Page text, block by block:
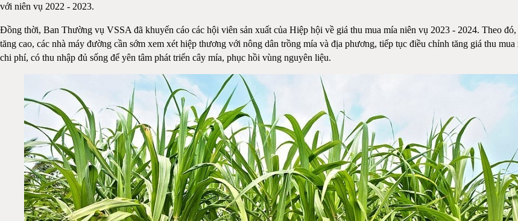
với niên vụ 2022 - 2023.
Đồng thời, Ban Thường vụ VSSA đã khuyến cáo các hội viên sản xuất của Hiệp hội về giá thu mua mía niên vụ 2023 - 2024. Theo
tăng cao, các nhà máy đường cần sớm xem xét hiệp thương với nông dân trồng mía và địa phương, tiếp tục điều chỉnh tăng giá thu
chi phí, có thu nhập đủ sống để yên tâm phát triển cây mía, phục hồi vùng nguyên liệu.